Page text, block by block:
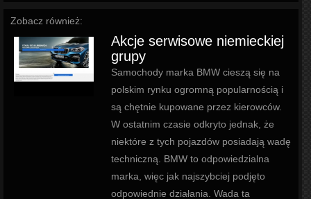
Zobacz również:
Akcje serwisowe niemieckiej
grupy
Samochody marka BMW cieszą się na
polskim rynku ogromną popularnością i
są chętnie kupowane przez kierowców.
W ostatnim czasie odkryto jednak, że
niektóre z tych pojazdów posiadają wadę
techniczną. BMW to odpowiedzialna
marka, więc jak najszybciej podjęto
odpowiednie działania. Wada ta